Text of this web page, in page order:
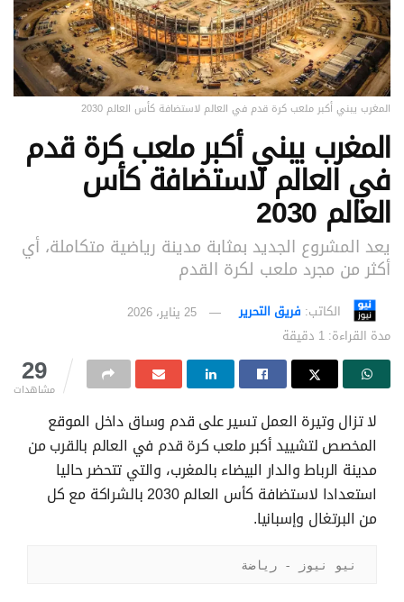
المغرب يبني أكبر ملعب كرة قدم في العالم لاستضافة كأس العالم 2030
المغرب يبني أكبر ملعب كرة قدم
في العالم لاستضافة كأس
العالم 2030
يعد المشروع الجديد بمثابة مدينة رياضية متكاملة، أي
أكثر من مجرد ملعب لكرة القدم
الكاتب: فريق التحرير
25 يناير، 2026
مدة القراءة: 1 دقيقة
29
مشاهدات
لا تزال وتيرة العمل تسير على قدم وساق داخل الموقع
المخصص لتشييد أكبر ملعب كرة قدم في العالم بالقرب من
مدينة الرباط والدار البيضاء بالمغرب، والتي تتحضر حاليا
استعدادا لاستضافة كأس العالم 2030 بالشراكة مع كل
من البرتغال وإسبانيا.
نيو نيوز - رياضة